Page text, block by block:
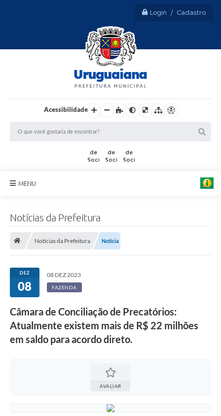
Login / Cadastro
Acessibilidade
MENU
Ouvidorias
Secretarias/Centrais
COVID-19
Prefeito Municipal
Notícias da Prefeitura
Notícias da Prefeitura Notícia
DEZ
08
08 DEZ 2023
FAZENDA
Câmara de Conciliação de Precatórios:
Atualmente existem mais de R$ 22 milhões
em saldo para acordo direto.
AVALIAR